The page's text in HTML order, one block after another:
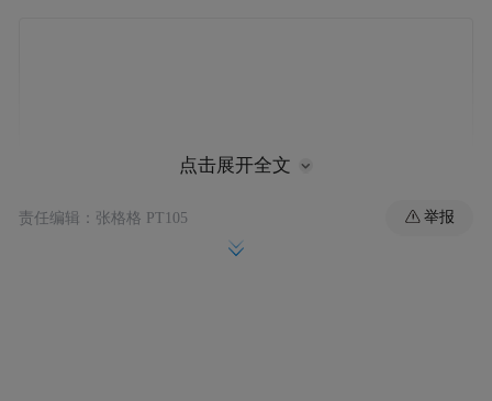
点击展开全文
责任编辑：张格格 PT105 举报